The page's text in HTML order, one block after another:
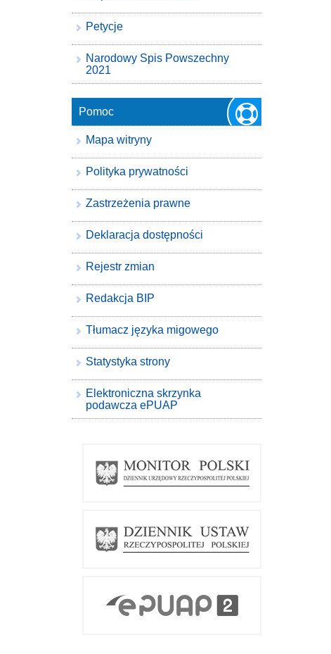
Petycje
Narodowy Spis Powszechny
2021
Pomoc
Mapa witryny
Polityka prywatności
Zastrzeżenia prawne
Deklaracja dostępności
Rejestr zmian
Redakcja BIP
Tłumacz języka migowego
Statystyka strony
Elektroniczna skrzynka
podawcza ePUAP